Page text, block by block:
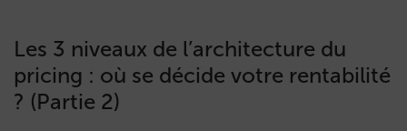
Les 3 niveaux de l’architecture du
pricing : où se décide votre rentabilité
? (Partie 2)